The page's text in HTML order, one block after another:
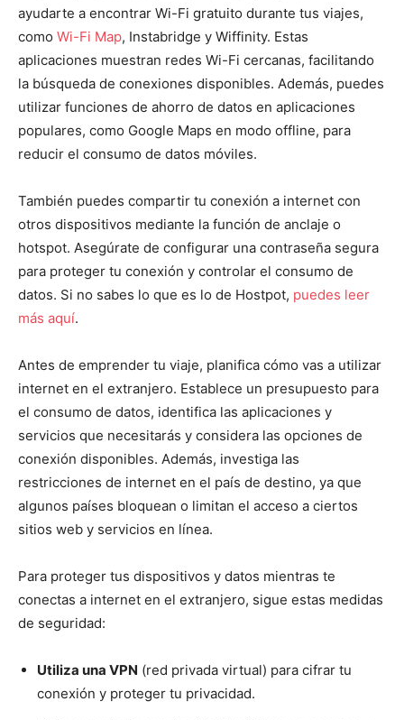
ayudarte a encontrar Wi-Fi gratuito durante tus viajes,
como Wi-Fi Map, Instabridge y Wiffinity. Estas
aplicaciones muestran redes Wi-Fi cercanas, facilitando
la búsqueda de conexiones disponibles. Además, puedes
utilizar funciones de ahorro de datos en aplicaciones
populares, como Google Maps en modo offline, para
reducir el consumo de datos móviles.
También puedes compartir tu conexión a internet con
otros dispositivos mediante la función de anclaje o
hotspot. Asegúrate de configurar una contraseña segura
para proteger tu conexión y controlar el consumo de
datos. Si no sabes lo que es lo de Hostpot, puedes leer
más aquí.
Antes de emprender tu viaje, planifica cómo vas a utilizar
internet en el extranjero. Establece un presupuesto para
el consumo de datos, identifica las aplicaciones y
servicios que necesitarás y considera las opciones de
conexión disponibles. Además, investiga las
restricciones de internet en el país de destino, ya que
algunos países bloquean o limitan el acceso a ciertos
sitios web y servicios en línea.
Para proteger tus dispositivos y datos mientras te
conectas a internet en el extranjero, sigue estas medidas
de seguridad:
Utiliza una VPN (red privada virtual) para cifrar tu
conexión y proteger tu privacidad.